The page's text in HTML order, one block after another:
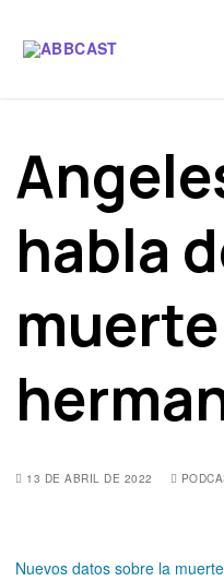
habla
13 DE ABRIL DE 2022
Nuevos datos sobre la